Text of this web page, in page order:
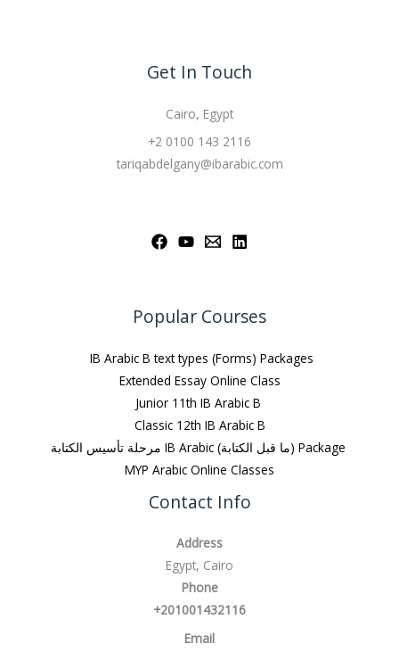
Get In Touch
Cairo, Egypt
+2 0100 143 2116
tariqabdelgany@ibarabic.com
Popular Courses
IB Arabic B text types (Forms) Packages
Extended Essay Online Class
Junior 11th IB Arabic B
Classic 12th IB Arabic B
مرحلة تأسيس الكتابة IB Arabic (ما قبل الكتابة) Package
MYP Arabic Online Classes
Contact Info
Address
Egypt, Cairo
Phone
+201001432116
Email